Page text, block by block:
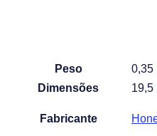
Peso
0,35
Dimensões
19,5
Fabricante